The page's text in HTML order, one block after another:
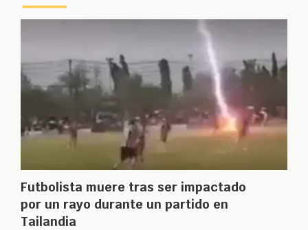
Futbolista muere tras ser impactado
por un rayo durante un partido en
Tailandia